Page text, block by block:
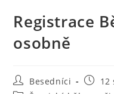
Registrace
osobně
Autor
příspěvku
Besedníci
12